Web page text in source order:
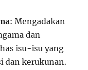
: Mengadakan
dan
isu-isu yang
dan kerukunan.